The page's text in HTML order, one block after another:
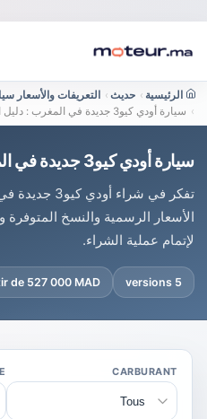
الرئيسية › حديث › التعريفات والأسعار
› سيارة أودي كيو3 جديدة في المغرب : دليل الشراء
سيارة أودي كيو3 جديدة في المغرب : دليل الشراء
تفكر في شراء
الأسعار الرسمية والنسخ المتوفرة
لإتمام عملية الشراء.
5 versions
de 527 000 MAD
CARBURANT